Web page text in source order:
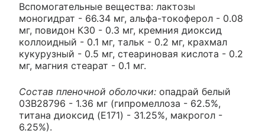
Вспомогательные вещества: лактозы
моногидрат - 66.34 мг, альфа-токоферол - 0.08
мг, повидон К30 - 0.3 мг, кремния диоксид
коллоидный - 0.1 мг, тальк - 0.2 мг, крахмал
кукурузный - 0.5 мг, стеариновая кислота - 0.2
мг, магния стеарат - 0.1 мг.
Состав пленочной оболочки: опадрай белый
03B28796 - 1.36 мг (гипромеллоза - 62.5%,
титана диоксид (E171) - 31.25%, макрогол -
6.25%).